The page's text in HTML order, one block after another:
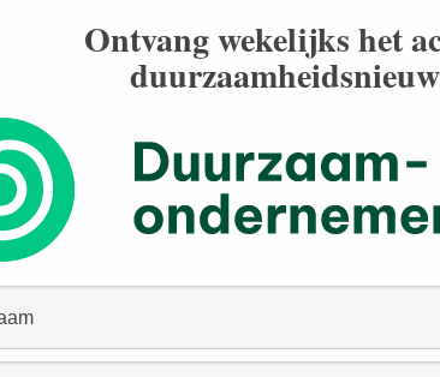
van ASN Bank geopend. Met de
bij. Hier worden evenementen
waar ASN Bank zich voor inzet: goed
vraagstukken van jongeren centraal.
van een eerste huis met een
organiseert ASN Bank
er gewoon binnenlopen, bijvoorbeeld
ASN Toekomstsimulator. Daarnaast
adviseurs.
Ontvang wekelijks het